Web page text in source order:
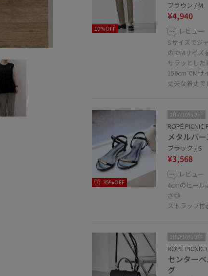
10%OFF
ブラウン / M
¥4,940
レビュー
Sサイズでジ
のでMサイズ
サラッとし
156cmでMサ
丈夫な着丈で
35%OFF
2BUY10%OFF
ROPÉ PICNIC
メタルバ
ブラック / S
¥3,568
レビュー
4cmのヒール
さ◎
ストラップ付
2BUY10%OFF
ROPÉ PICNIC
センター
グ